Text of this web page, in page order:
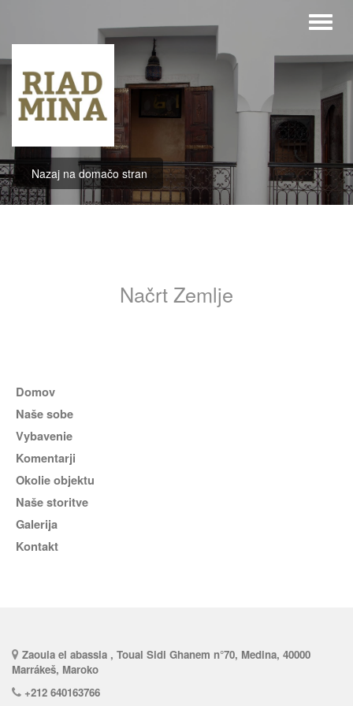
Nazaj na domačo stran
Načrt Zemlje
Domov
Naše sobe
Vybavenie
komentarji
Okolie objektu
naše storitve
Galerija
Kontakt
Zaouia el abassia , Toual Sidi Ghanem n°70, Medina, 40000
Marrákeš, Maroko
+212 640163766